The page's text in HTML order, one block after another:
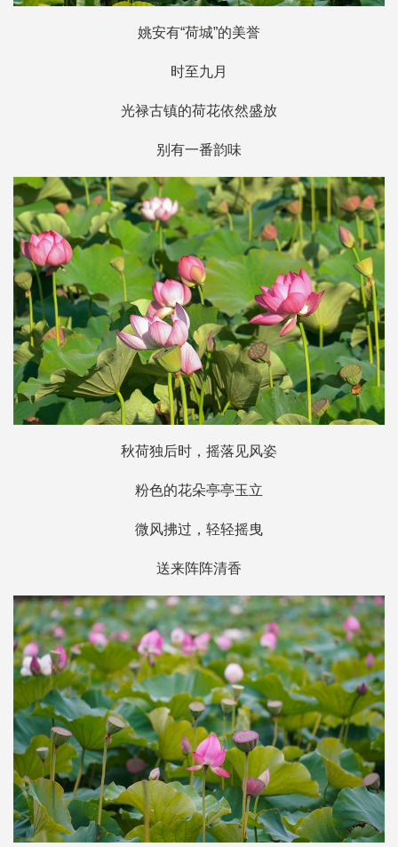
姚安有“荷城”的美誉
时至九月
光禄古镇的荷花依然盛放
别有一番韵味
秋荷独后时，摇落见风姿
粉色的花朵亭亭玉立
微风拂过，轻轻摇曳
送来阵阵清香